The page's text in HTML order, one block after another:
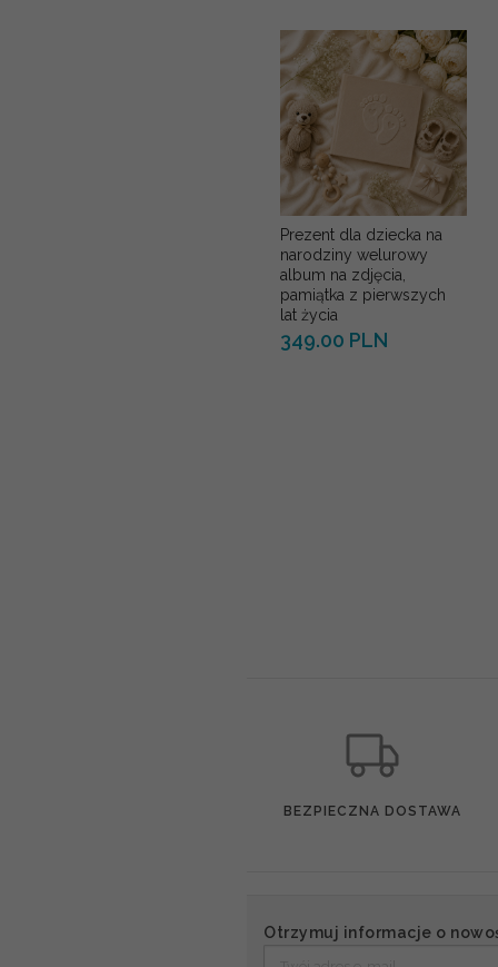
Prezent dla dziecka na
narodziny welurowy
album na zdjęcia,
pamiątka z pierwszych
lat życia
349.00 PLN
BEZPIECZNA DOSTAWA
Otrzymuj informacje o